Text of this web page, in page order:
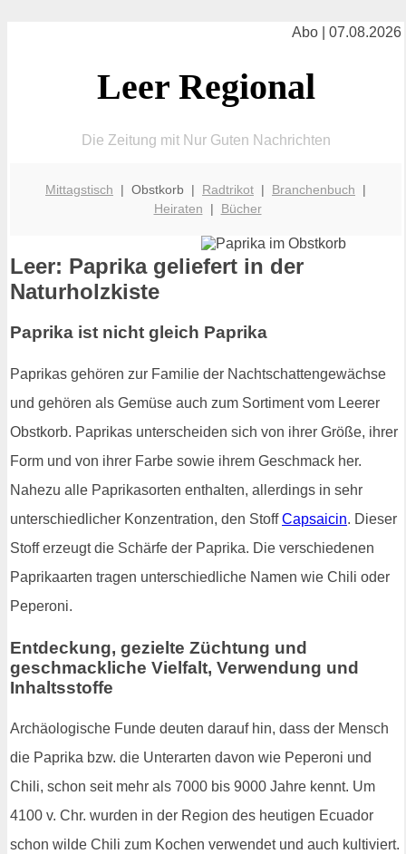
Abo | 07.08.2026
Leer Regional
Die Zeitung mit Nur Guten Nachrichten
Mittagstisch | Obstkorb | Radtrikot | Branchenbuch |
Heiraten | Bücher
Leer: Paprika geliefert in der
Naturholzkiste
Paprika ist nicht gleich Paprika
Paprikas gehören zur Familie der Nachtschattengewächse
und gehören als Gemüse auch zum Sortiment vom Leerer
Obstkorb. Paprikas unterscheiden sich von ihrer Größe, ihrer
Form und von ihrer Farbe sowie ihrem Geschmack her.
Nahezu alle Paprikasorten enthalten, allerdings in sehr
unterschiedlicher Konzentration, den StoffCapsaicin. Dieser
Stoff erzeugt die Schärfe der Paprika. Die verschiedenen
Paprikaarten tragen unterschiedliche Namen wie Chili oder
Peperoni.
Entdeckung, gezielte Züchtung und
geschmackliche Vielfalt, Verwendung und
Inhaltsstoffe
Archäologische Funde deuten darauf hin, dass der Mensch
die Paprika bzw. die Unterarten davon wie Peperoni und
Chili, schon seit mehr als 7000 bis 9000 Jahre kennt. Um
4100 v. Chr. wurden in der Region des heutigen Ecuador
schon wilde Chili zum Kochen verwendet und auch kultiviert.